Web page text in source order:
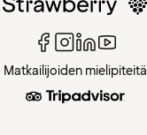
Matkailijoiden mielipiteitä